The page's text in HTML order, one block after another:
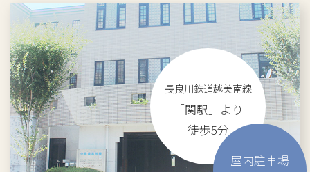
長良川鉄道越美南線
「関駅」より
徒歩5分
屋内駐車場